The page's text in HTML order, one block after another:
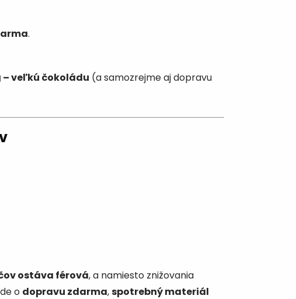
.
– veľkú čokoládu (a samozrejme aj dopravu
ostáva férová, a namiesto znižovania
o dopravu zdarma,spotrebný materiál